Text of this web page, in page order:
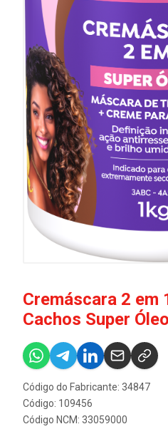
Cremáscara 2 em
Cachos Super
Código do Fabricante: 34847
Código: 109456
Código NCM: 33059000